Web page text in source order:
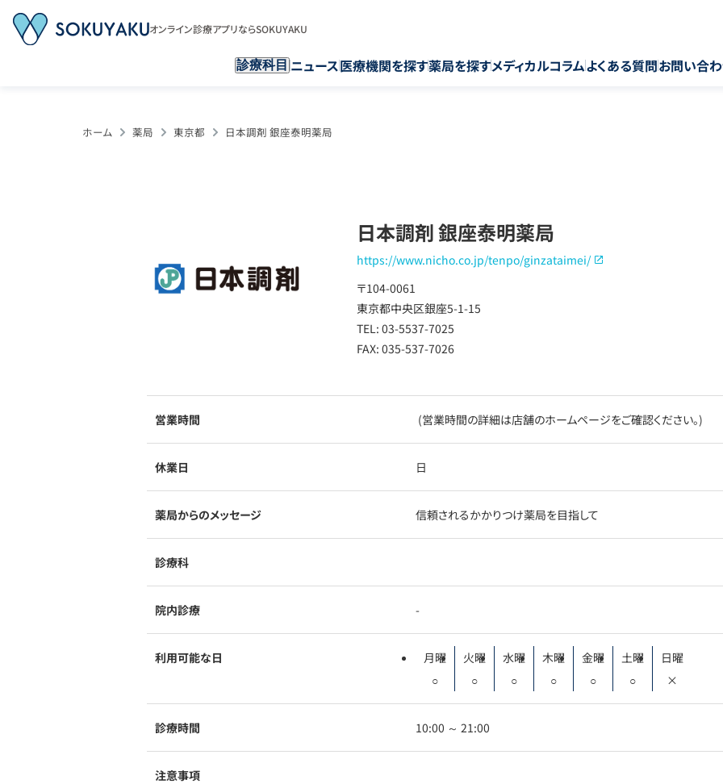
オンライン診療アプリならSOKUYAKU
診療科目 ニュース医療機関を探す薬局を探すメディカルコラムよくある質問お問い合
ホーム 薬局 東京都 日本調剤 銀座泰明薬局
日本調剤 銀座泰明薬局
https://www.nicho.co.jp/tenpo/ginzataimei/
〒104-0061
東京都中央区銀座5-1-15
TEL: 03-5537-7025
FAX: 035-537-7026
営業時間 (営業時間の詳細は店舗のホームページをご確認ください。)
休業日 日
薬局からのメッセージ 信頼されるかかりつけ薬局を目指して
診療科
院内診療 -
利用可能な日
月曜
○
火曜
○
水曜
○
木曜
○
金曜
○
土曜
○
日曜
×
診療時間 10:00 ～ 21:00
注意事項